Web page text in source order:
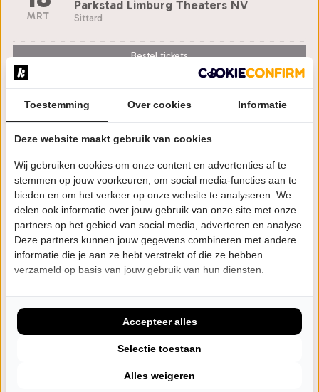
MRT
Parkstad Limburg Theaters NV
Sittard
Bestel tickets
20
MRT
20:00 uur
Theater de Mythe
Goes
Bestel tickets
21
MRT
20:00 uur
Amphion Theater
Doetinchem
Laatste Tickets
DO 20:15 uur
Toestemming Over cookies Informatie
Deze website maakt gebruik van cookies
Wij gebruiken cookies om onze content en advertenties af te
stemmen op jouw voorkeuren, om social media-functies aan te
bieden en om het verkeer op onze website te analyseren. We
delen ook informatie over jouw gebruik van onze site met onze
partners op het gebied van social media, adverteren en analyse.
Deze partners kunnen jouw gegevens combineren met andere
informatie die je aan ze hebt verstrekt of die ze hebben
verzameld op basis van jouw gebruik van hun diensten.
Alles weigeren
Selectie toestaan
Accepteer alles